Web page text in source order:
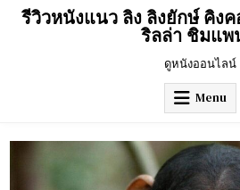
Skipรีวิวหนังแนว ลิง ลิงยักษ์ คิง
ริลล่า ชิมแ
ดูหนังออนไลน์
Menu